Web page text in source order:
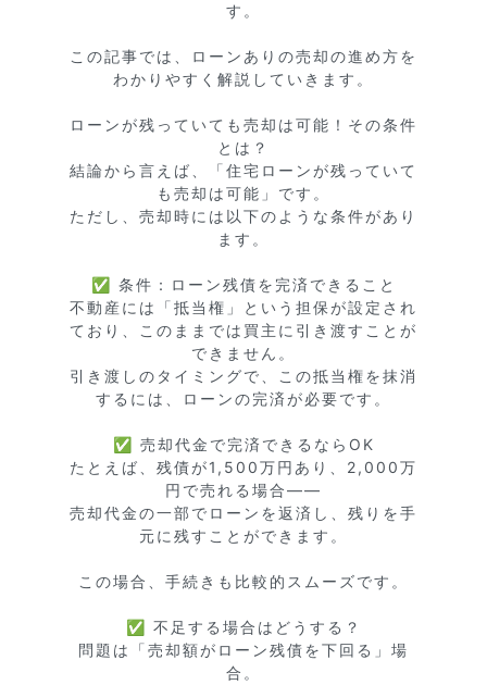
す。
この記事では、ローンありの売却の進め方を
わかりやすく解説していきます。
ローンが残っていても売却は可能！その条件
とは？
結論から言えば、「住宅ローンが残っていて
も売却は可能」です。
ただし、売却時には以下のような条件があり
ます。
✅ 条件：ローン残債を完済できること
不動産には「抵当権」という担保が設定され
ており、このままでは買主に引き渡すことが
できません。
引き渡しのタイミングで、この抵当権を抹消
するには、ローンの完済が必要です。
✅ 売却代金で完済できるならOK
たとえば、残債が1,500万円あり、2,000万
円で売れる場合――
売却代金の一部でローンを返済し、残りを手
元に残すことができます。
この場合、手続きも比較的スムーズです。
✅ 不足する場合はどうする？
問題は「売却額がローン残債を下回る」場
合。